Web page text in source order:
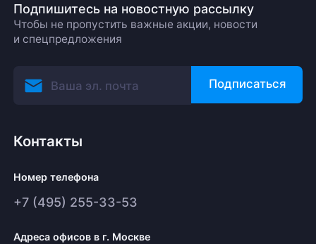
Подпишитесь на новостную рассылку
Чтобы не пропустить важные акции, новости
и спецпредложения
Подписаться
Контакты
Номер телефона
+7 (495) 255-33-53
Адреса офисов в г. Москве